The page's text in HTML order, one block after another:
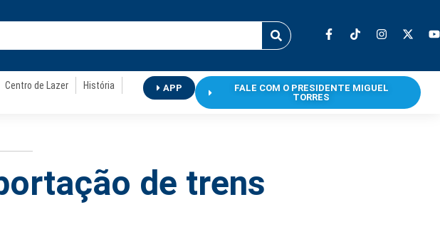
Centro de Lazer
História
APP
FALE COM O PRESIDENTE MIGUEL
TORRES
de trens